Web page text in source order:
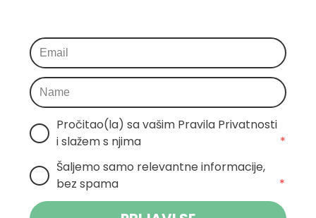
Pročitao(la) sa vašim Pravila Privatnosti
i slažem s njima
*
Šaljemo samo relevantne informacije,
bez spama
*